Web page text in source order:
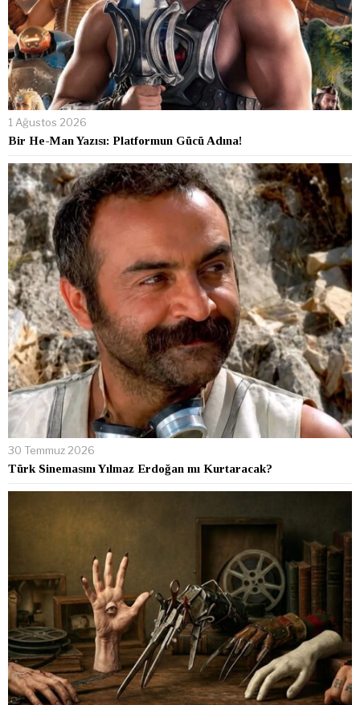
1 Ağustos 2026
Bir He-Man Yazısı: Platformun Gücü Adına!
30 Temmuz 2026
Türk Sinemasını Yılmaz Erdoğan mı Kurtaracak?